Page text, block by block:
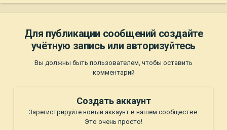
Для публикации сообщений создайте
учётную запись или авторизуйтесь
Вы должны быть пользователем, чтобы оставить
комментарий
Создать аккаунт
Зарегистрируйте новый аккаунт в нашем сообществе.
Это очень просто!